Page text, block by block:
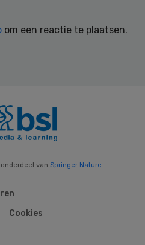
om een reactie te plaatsen.
, onderdeel van Springer Nature
Cookies